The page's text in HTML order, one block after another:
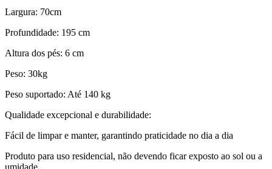
Largura: 70cm
Profundidade: 195 cm
Altura dos pés: 6 cm
Peso: 30kg
Peso suportado: Até 140 kg
Qualidade excepcional e durabilidade:
Fácil de limpar e manter, garantindo praticidade no dia a dia
Produto para uso residencial, não devendo ficar exposto ao sol ou a